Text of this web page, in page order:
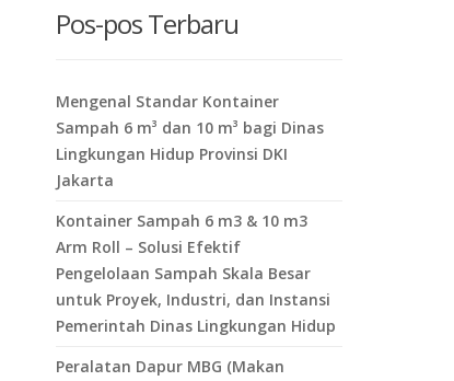
Pos-pos Terbaru
Mengenal Standar Kontainer
Sampah 6 m³ dan 10 m³ bagi Dinas
Lingkungan Hidup Provinsi DKI
Jakarta
Kontainer Sampah 6 m3 & 10 m3
Arm Roll – Solusi Efektif
Pengelolaan Sampah Skala Besar
untuk Proyek, Industri, dan Instansi
Pemerintah Dinas Lingkungan Hidup
Peralatan Dapur MBG (Makan